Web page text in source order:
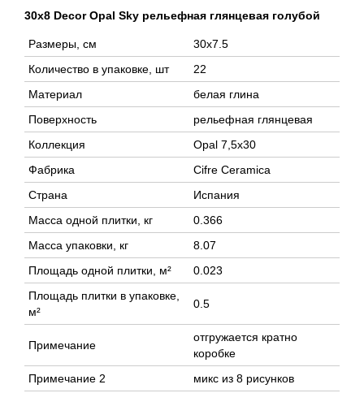
30x8 Decor Opal Sky рельефная глянцевая голубой
Размеры, см
30x7.5
Количество в упаковке, шт
22
Материал
белая глина
Поверхность
рельефная глянцевая
Коллекция
Opal 7,5x30
Фабрика
Cifre Ceramica
Страна
Испания
Масса одной плитки, кг
0.366
Масса упаковки, кг
8.07
Площадь одной плитки, м²
0.023
Площадь плитки в упаковке,
м²
0.5
Примечание
отгружается кратно
коробке
Примечание 2
микс из 8 рисунков